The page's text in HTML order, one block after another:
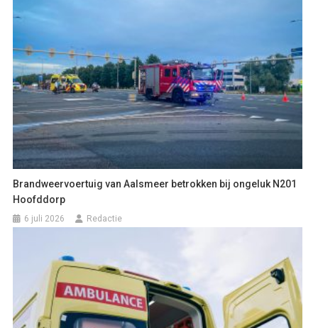
Brandweervoertuig van Aalsmeer betrokken bij ongeluk N201
Hoofddorp
6 juli 2026 Redactie